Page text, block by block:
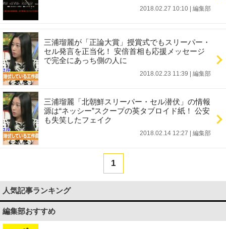
2018.02.27 10:10 編集部
三浦瑠麗が「正論大賞」授賞式でもスリーパー・
セル発言を正当化！ 安倍首相も応援メッセージ
で完全にあっち側の人に
2018.02.23 11:39 編集部
三浦瑠麗「北朝鮮スリーパー・セル潜伏」の情報
源は“ネッシー”スクープの英タブロイド紙！ 公安
も失笑したフェイク
2018.02.14 12:27 編集部
1
人気記事ランキング
編集部おすすめ